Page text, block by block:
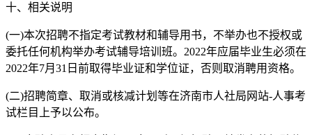
十、相关说明
(一)本次招聘不指定考试教材和辅导用书，不举办也不授权或
委托任何机构举办考试辅导培训班。2022年应届毕业生必须在
2022年7月31日前取得毕业证和学位证，否则取消聘用资格。
(二)招聘简章、取消或核减计划等在济南市人社局网站-人事考
试栏目上予以公布。